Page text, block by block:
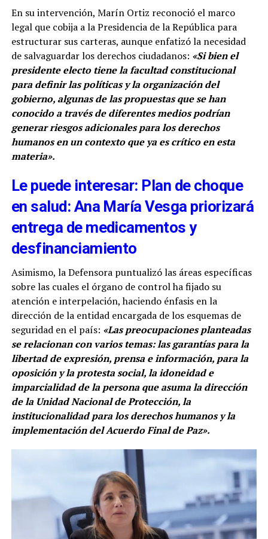
En su intervención, Marín Ortiz reconoció el marco
legal que cobija a la Presidencia de la República para
estructurar sus carteras, aunque enfatizó la necesidad
de salvaguardar los derechos ciudadanos: «Si bien el
presidente electo tiene la facultad constitucional
para definir las políticas y la organización del
gobierno, algunas de las propuestas que se han
conocido a través de diferentes medios podrían
generar riesgos adicionales para los derechos
humanos en un contexto que ya es crítico en esta
materia».
Le puede interesar: Plan de choque
en salud: Ana María Vesga priorizará
entrega de medicamentos y
desfinanciamiento
Asimismo, la Defensora puntualizó las áreas específicas
sobre las cuales el órgano de control ha fijado su
atención e interpelación, haciendo énfasis en la
dirección de la entidad encargada de los esquemas de
seguridad en el país: «Las preocupaciones planteadas
se relacionan con varios temas: las garantías para la
libertad de expresión, prensa e información, para la
oposición y la protesta social, la idoneidad e
imparcialidad de la persona que asuma la dirección
de la Unidad Nacional de Protección, la
institucionalidad para los derechos humanos y la
implementación del Acuerdo Final de Paz».